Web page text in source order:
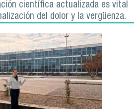
científica actualizada es vital
del dolor y la vergüenza.